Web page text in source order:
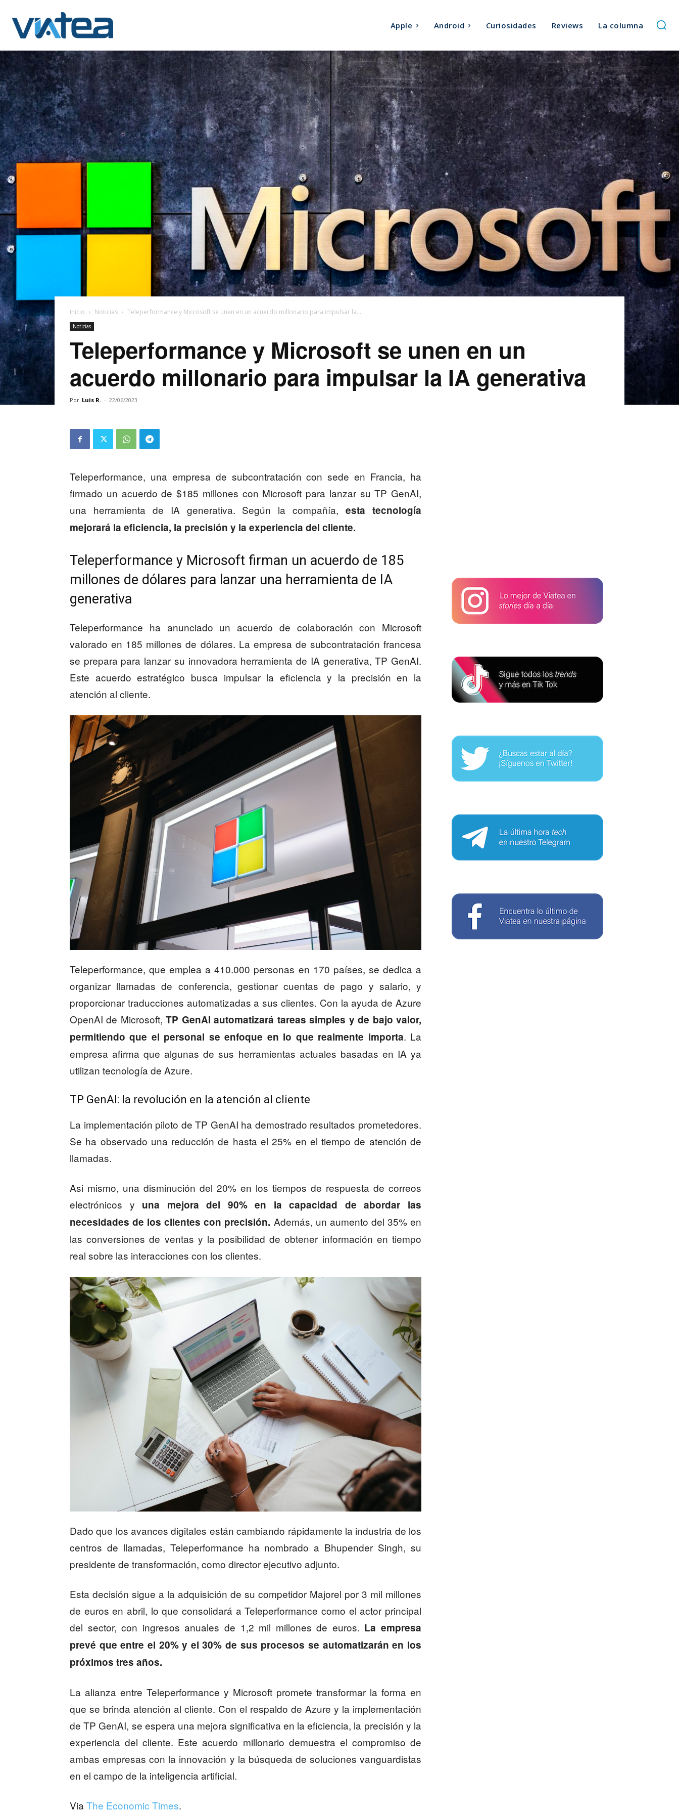
Apple Android Curiosidades Reviews La columna
Inicio Noticias Teleperformance y Microsoft se unen en un acuerdo millonario para impulsar la...
Noticias
Teleperformance y Microsoft se unen en un
acuerdo millonario para impulsar la IA generativa
Por Luis R. - 22/06/2023
Teleperformance, una empresa de subcontratación con sede en Francia, ha
firmado un acuerdo de $185 millones con Microsoft para lanzar su TP GenAI,
una herramienta de IA generativa. Según la compañía, esta tecnología
mejorará la eficiencia, la precisión y la experiencia del cliente.
Teleperformance y Microsoft firman un acuerdo de 185
millones de dólares para lanzar una herramienta de IA
generativa
Teleperformance ha anunciado un acuerdo de colaboración con Microsoft
valorado en 185 millones de dólares. La empresa de subcontratación francesa
se prepara para lanzar su innovadora herramienta de IA generativa, TP GenAI.
Este acuerdo estratégico busca impulsar la eficiencia y la precisión en la
atención al cliente.
Teleperformance, que emplea a 410.000 personas en 170 países, se dedica a
organizar llamadas de conferencia, gestionar cuentas de pago y salario, y
proporcionar traducciones automatizadas a sus clientes. Con la ayuda de Azure
OpenAI de Microsoft,TP GenAI automatizará tareas simples y de bajo valor,
permitiendo que el personal se enfoque en lo que realmente importa. La
empresa afirma que algunas de sus herramientas actuales basadas en IA ya
utilizan tecnología de Azure.
TP GenAI: la revolución en la atención al cliente
La implementación piloto de TP GenAI ha demostrado resultados prometedores.
Se ha observado una reducción de hasta el 25% en el tiempo de atención de
llamadas.
Asi mismo, una disminución del 20% en los tiempos de respuesta de correos
electrónicos y una mejora del 90% en la capacidad de abordar las
necesidades de los clientes con precisión. Además, un aumento del 35% en
las conversiones de ventas y la posibilidad de obtener información en tiempo
real sobre las interacciones con los clientes.
Dado que los avances digitales están cambiando rápidamente la industria de los
centros de llamadas, Teleperformance ha nombrado a Bhupender Singh, su
presidente de transformación, como director ejecutivo adjunto.
Esta decisión sigue a la adquisición de su competidor Majorel por 3 mil millones
de euros en abril, lo que consolidará a Teleperformance como el actor principal
del sector, con ingresos anuales de 1,2 mil millones de euros. La empresa
prevé que entre el 20% y el 30% de sus procesos se automatizarán en los
próximos tres años.
La alianza entre Teleperformance y Microsoft promete transformar la forma en
que se brinda atención al cliente. Con el respaldo de Azure y la implementación
de TP GenAI, se espera una mejora significativa en la eficiencia, la precisión y la
experiencia del cliente. Este acuerdo millonario demuestra el compromiso de
ambas empresas con la innovación y la búsqueda de soluciones vanguardistas
en el campo de la inteligencia artificial.
ViaThe Economic Times.